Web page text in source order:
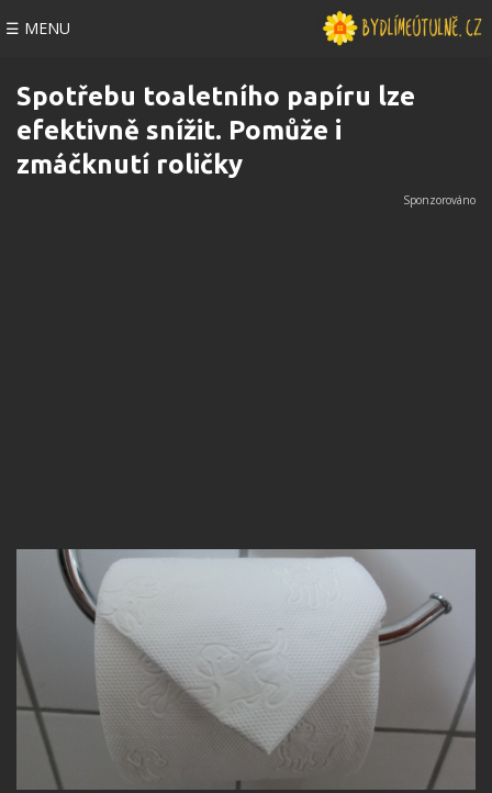
☰ MENU
Spotřebu toaletního papíru lze
efektivně snížit. Pomůže i
zmáčknutí roličky